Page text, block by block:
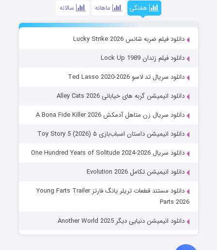
هفتگی ماهانه سالانه
دانلود فیلم ضربه شانس Lucky Strike 2026
دانلود فیلم زندان Lock Up 1989
دانلود سریال تد لاسو Ted Lasso 2020-2026
دانلود انیمیشن گربه های خیابانی Alley Cats 2026
دانلود سریال زن متاهل آدمکش A Bona Fide Killer 2026
دانلود انیمیشن داستان اسباب‌بازی ۵ Toy Story 5 (2026)
دانلود سریال One Hundred Years of Solitude 2024-2026
دانلود انیمیشن تکامل Evolution 2026
دانلود مستند قطعات تریلر یانگ فارتز Young Farts Trailer
Parts 2026
دانلود انیمیشن دنیایی دیگر Another World 2025